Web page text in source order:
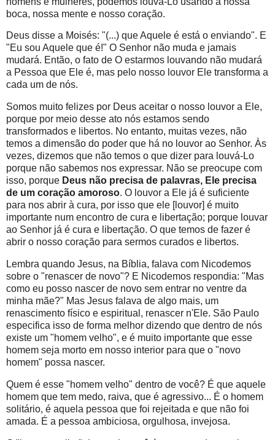
boca, nossa mente e nosso coração.
Deus disse a Moisés: "(...) que Aquele é está o enviando". E
"Eu sou Aquele que é!" O Senhor não muda e jamais
mudará. Então, o fato de O estarmos louvando não mudará
a Pessoa que Ele é, mas pelo nosso louvor Ele transforma a
cada um de nós.
Somos muito felizes por Deus aceitar o nosso louvor a Ele,
porque por meio desse ato nós estamos sendo
transformados e libertos. No entanto, muitas vezes, não
temos a dimensão do poder que há no louvor ao Senhor. Às
vezes, dizemos que não temos o que dizer para louvá-Lo
porque não sabemos nos expressar. Não se preocupe com
isso, porque Deus não precisa de palavras, Ele precisa
de um coração amoroso. O louvor a Ele já é suficiente
para nos abrir à cura, por isso que ele [louvor] é muito
importante num encontro de cura e libertação; porque louvar
ao Senhor já é cura e libertação. O que temos de fazer é
abrir o nosso coração para sermos curados e libertos.
Lembra quando Jesus, na Bíblia, falava com Nicodemos
sobre o "renascer de novo"? E Nicodemos respondia: "Mas
como eu posso nascer de novo sem entrar no ventre da
minha mãe?" Mas Jesus falava de algo mais, um
renascimento físico e espiritual, renascer n'Ele. São Paulo
especifica isso de forma melhor dizendo que dentro de nós
existe um "homem velho", e é muito importante que esse
homem seja morto em nosso interior para que o "novo
homem" possa nascer.
Quem é esse "homem velho" dentro de você? É que aquele
homem que tem medo, raiva, que é agressivo... É o homem
solitário, é aquela pessoa que foi rejeitada e que não foi
amada. É a pessoa ambiciosa, orgulhosa, invejosa.